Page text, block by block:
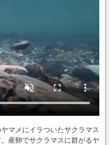
マメにイラついたサクラマス
産卵でサクラマスに群がるヤ